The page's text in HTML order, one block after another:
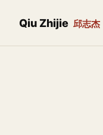
Qiu Zhijie 邱志杰